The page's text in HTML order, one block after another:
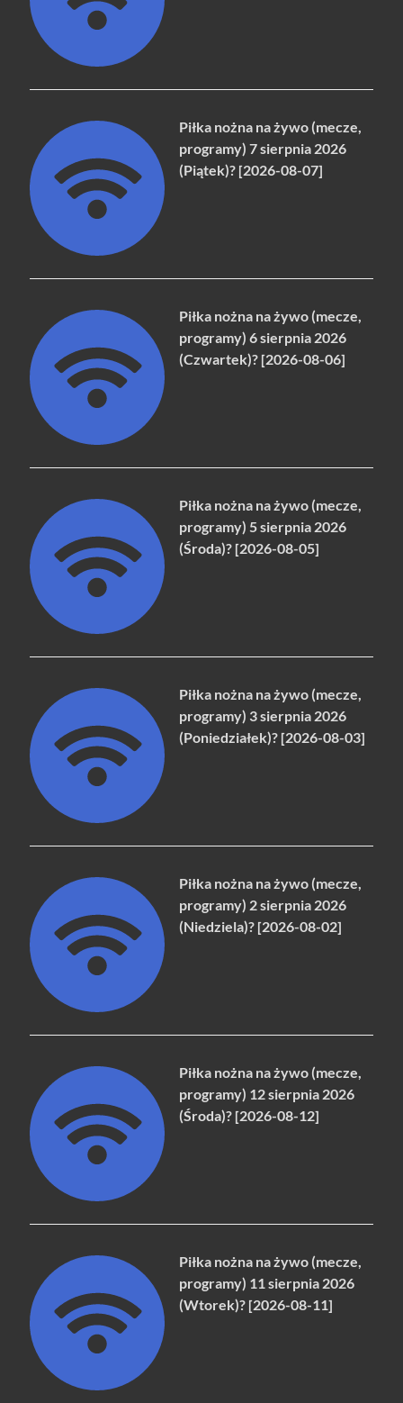
Piłka nożna na żywo (mecze,
programy) 7 sierpnia 2026
(Piątek)? [2026-08-07]
Piłka nożna na żywo (mecze,
programy) 6 sierpnia 2026
(Czwartek)? [2026-08-06]
Piłka nożna na żywo (mecze,
programy) 5 sierpnia 2026
(Środa)? [2026-08-05]
Piłka nożna na żywo (mecze,
programy) 3 sierpnia 2026
(Poniedziałek)? [2026-08-03]
Piłka nożna na żywo (mecze,
programy) 2 sierpnia 2026
(Niedziela)? [2026-08-02]
Piłka nożna na żywo (mecze,
programy) 12 sierpnia 2026
(Środa)? [2026-08-12]
Piłka nożna na żywo (mecze,
programy) 11 sierpnia 2026
(Wtorek)? [2026-08-11]